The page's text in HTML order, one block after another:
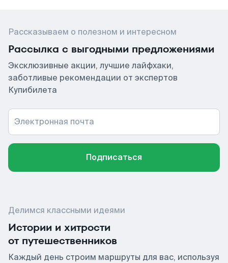
Рассказываем о полезном и интересном
Рассылка с выгодными предложениями
Эксклюзивные акции, лучшие лайфхаки,
заботливые рекомендации от экспертов
Купибилета
Электронная почта
Подписаться
Делимся классными идеями
Истории и хитрости
от путешественников
Каждый день строим маршруты для вас, используя